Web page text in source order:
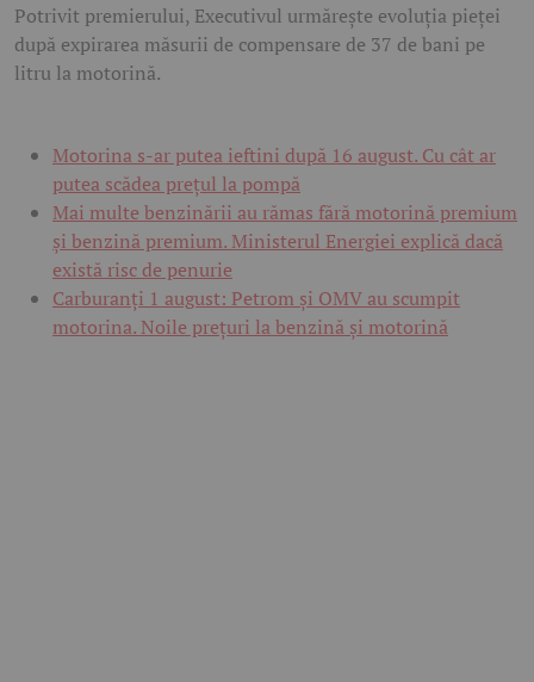
Potrivit premierului, Executivul urmărește evoluția pieței
după expirarea măsurii de compensare de 37 de bani pe
litru la motorină.
Motorina s-ar putea ieftini după 16 august. Cu cât ar
putea scădea prețul la pompă
Mai multe benzinării au rămas fără motorină premium
și benzină premium. Ministerul Energiei explică dacă
există risc de penurie
Carburanți 1 august: Petrom și OMV au scumpit
motorina. Noile prețuri la benzină și motorină